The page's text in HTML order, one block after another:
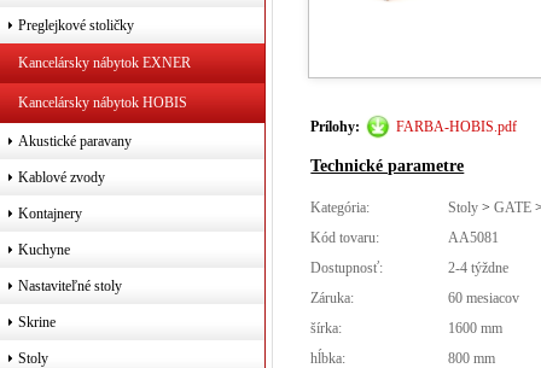
Preglejkové stoličky
Kancelársky nábytok EXNER
Kancelársky nábytok HOBIS
Akustické paravany
Kablové zvody
Kontajnery
Kuchyne
Nastaviteľné stoly
Skrine
Stoly
Prílohy: FARBA-HOBIS.pdf
Technické parametre
Kategória: Stoly> GATE
Kód tovaru:
AA5081
Dostupnosť:
2-4 týždne
Záruka:
60 mesiacov
šírka:
1600 mm
hĺbka:
800 mm